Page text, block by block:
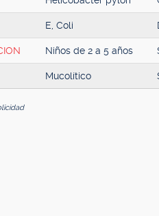
E, Coli
Niños de 2 a 5 años
Mucolítico